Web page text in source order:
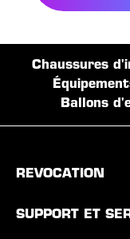
Chaussures
Ballons
REVOCATION
SUPPORT ET